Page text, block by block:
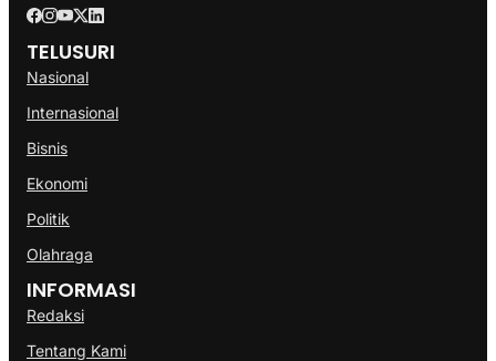
TELUSURI
Nasional
Internasional
Bisnis
Ekonomi
Politik
Olahraga
INFORMASI
Redaksi
Tentang Kami